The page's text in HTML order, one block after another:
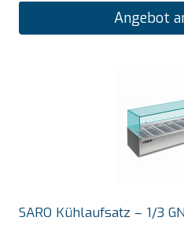
Angebot
SARO Kühlaufsatz – 1/3